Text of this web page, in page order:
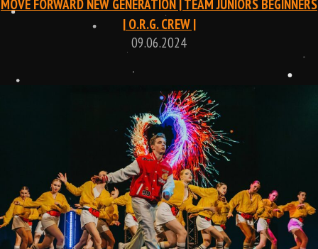
MOVE FORWARD NEW GENERATION | TEAM JUNIORS BEGINNERS
| O.R.G. CREW |
09.06.2024